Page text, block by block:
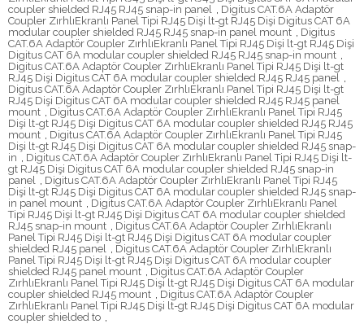
coupler shielded RJ45 RJ45 snap-in panel
Digitus CAT.6A Adaptör
Coupler ZırhlıEkranlı Panel Tipi RJ45 Dişi lt-gt RJ45 Dişi Digitus CAT 6A
modular coupler shielded RJ45 RJ45 snap-in panel mount
Digitus
CAT.6A Adaptör Coupler ZırhlıEkranlı Panel Tipi RJ45 Dişi lt-gt RJ45 Dişi
Digitus CAT 6A modular coupler shielded RJ45 RJ45 snap-in mount
Digitus CAT.6A Adaptör Coupler ZırhlıEkranlı Panel Tipi RJ45 Dişi lt-gt
RJ45 Dişi Digitus CAT 6A modular coupler shielded RJ45 RJ45 panel
Digitus CAT.6A Adaptör Coupler ZırhlıEkranlı Panel Tipi RJ45 Dişi lt-gt
RJ45 Dişi Digitus CAT 6A modular coupler shielded RJ45 RJ45 panel
mount
Digitus CAT.6A Adaptör Coupler ZırhlıEkranlı Panel Tipi RJ45
Dişi lt-gt RJ45 Dişi Digitus CAT 6A modular coupler shielded RJ45 RJ45
mount
Digitus CAT.6A Adaptör Coupler ZırhlıEkranlı Panel Tipi RJ45
Dişi lt-gt RJ45 Dişi Digitus CAT 6A modular coupler shielded RJ45 snap-
in
Digitus CAT.6A Adaptör Coupler ZırhlıEkranlı Panel Tipi RJ45 Dişi lt-
gt RJ45 Dişi Digitus CAT 6A modular coupler shielded RJ45 snap-in
panel
Digitus CAT.6A Adaptör Coupler ZırhlıEkranlı Panel Tipi RJ45
Dişi lt-gt RJ45 Dişi Digitus CAT 6A modular coupler shielded RJ45 snap-
in panel mount
Digitus CAT.6A Adaptör Coupler ZırhlıEkranlı Panel
Tipi RJ45 Dişi lt-gt RJ45 Dişi Digitus CAT 6A modular coupler shielded
RJ45 snap-in mount
Digitus CAT.6A Adaptör Coupler ZırhlıEkranlı
Panel Tipi RJ45 Dişi lt-gt RJ45 Dişi Digitus CAT 6A modular coupler
shielded RJ45 panel
Digitus CAT.6A Adaptör Coupler ZırhlıEkranlı
Panel Tipi RJ45 Dişi lt-gt RJ45 Dişi Digitus CAT 6A modular coupler
shielded RJ45 panel mount
Digitus CAT.6A Adaptör Coupler
ZırhlıEkranlı Panel Tipi RJ45 Dişi lt-gt RJ45 Dişi Digitus CAT 6A modular
coupler shielded RJ45 mount
Digitus CAT.6A Adaptör Coupler
ZırhlıEkranlı Panel Tipi RJ45 Dişi lt-gt RJ45 Dişi Digitus CAT 6A modular
coupler shielded to